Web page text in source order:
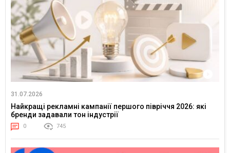
31.07.2026
Найкращі рекламні кампанії першого півріччя 2026: які
бренди задавали тон індустрії
0 745